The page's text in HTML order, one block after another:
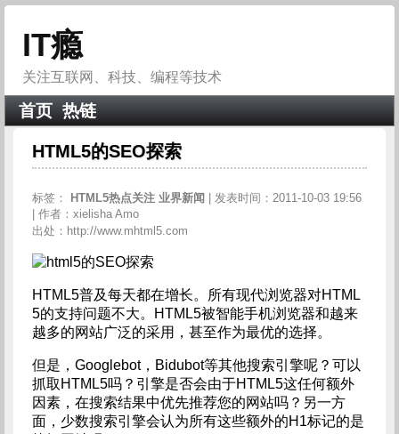
IT瘾
关注互联网、科技、编程等技术
首页 热链
HTML5的SEO探索
标签： HTML5热点关注 业界新闻
| 发表时间：2011-10-03 19:56
| 作者：xielisha Amo
出处：http://www.mhtml5.com
HTML5普及每天都在增长。所有现代浏览器对HTML
5的支持问题不大。HTML5被智能手机浏览器和越来
越多的网站广泛的采用，甚至作为最优的选择。
但是，Googlebot，Bidubot等其他搜索引擎呢？可以
抓取HTML5吗？引擎是否会由于HTML5这任何额外
因素，在搜索结果中优先推荐您的网站吗？另一方
面，少数搜索引擎会认为所有这些额外的H1标记的是